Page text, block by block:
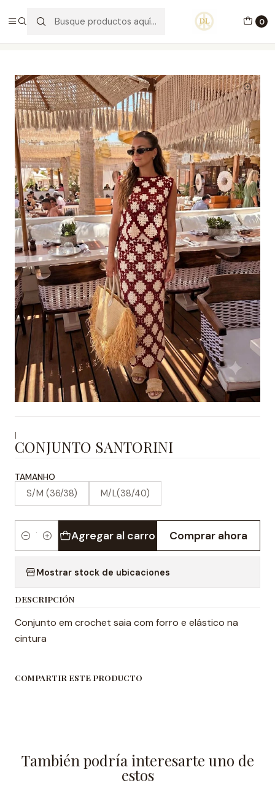
0
PORTES GRÁTIS ACIMA DE 70€ PORTUGAL CONTINENTAL
|
CONJUNTO SANTORINI
TAMANHO
S/M (36/38) M/L(38/40)
Cantidad
Agregar al carro Comprar ahora
Mostrar stock de ubicaciones
DESCRIPCIÓN
Conjunto em crochet saia com forro e elástico na
cintura
COMPARTIR ESTE PRODUCTO
También podría interesarte uno de
estos